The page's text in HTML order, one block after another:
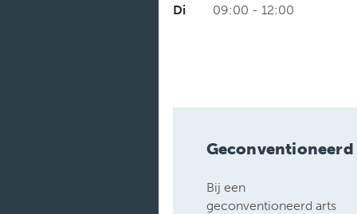
Di 09:00 - 12:00
Geconventioneerd
Bij een
geconventioneerd arts